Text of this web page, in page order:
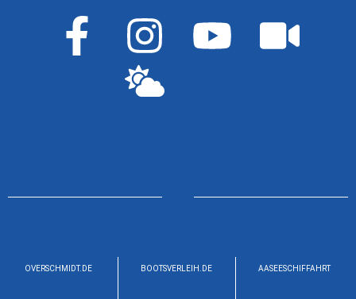
OVERSCHMIDT.DE BOOTSVERLEIH.DE AASEESCHIFFAHRT